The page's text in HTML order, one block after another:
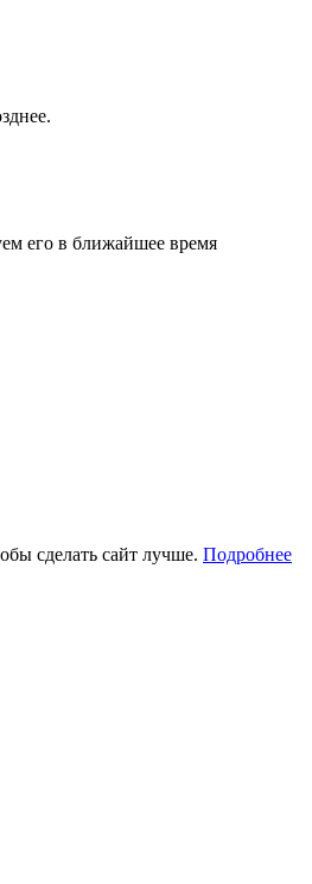
его в ближайшее время
сделать сайт лучше. Подробнее